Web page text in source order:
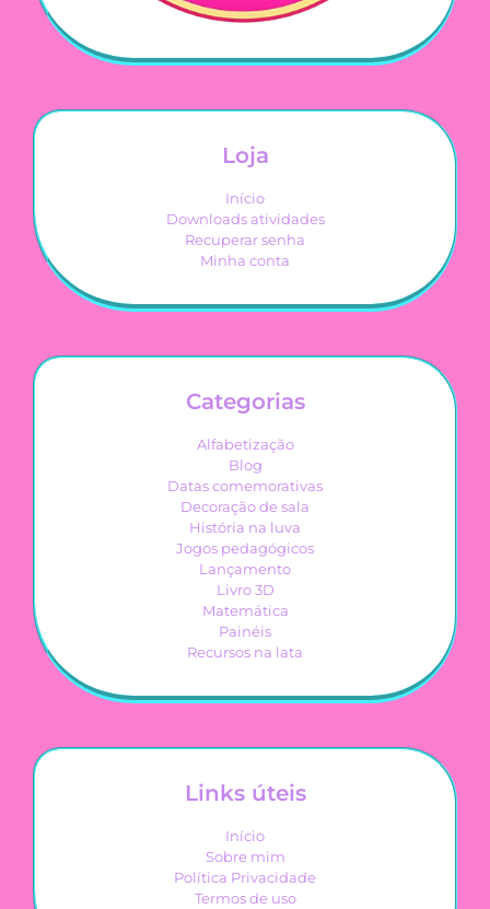
Loja
Início
Downloads atividades
Recuperar senha
Minha conta
Categorias
Alfabetização
Blog
Datas comemorativas
Decoração de sala
História na luva
Jogos pedagógicos
Lançamento
Livro 3D
Matemática
Painéis
Recursos na lata
Links úteis
Início
Sobre mim
Política Privacidade
Termos de uso